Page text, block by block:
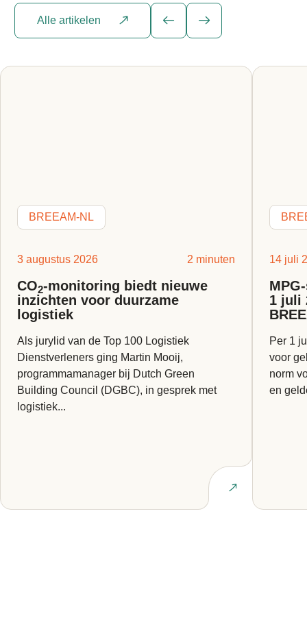
Alle artikelen
BREEAM-NL
3 augustus 2026 2 minuten
CO2-monitoring biedt nieuwe
inzichten voor duurzame
logistiek
Als jurylid van de Top 100 Logistiek
Dienstverleners ging Martin Mooij,
programmamanager bij Dutch Green
Building Council (DGBC), in gesprek met
logistiek...
Lees artikel
14 juli
1 juli
Per 1
voor
norm
en